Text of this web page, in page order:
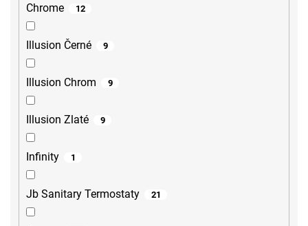
Chrome 12
Illusion Černé 9
Illusion Chrom 9
Illusion Zlaté 9
Infinity 1
Jb Sanitary Termostaty 21